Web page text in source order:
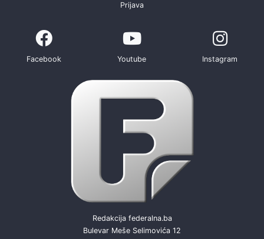
Prijava
Facebook Youtube Instagram
Redakcija federalna.ba
Bulevar Meše Selimovića 12